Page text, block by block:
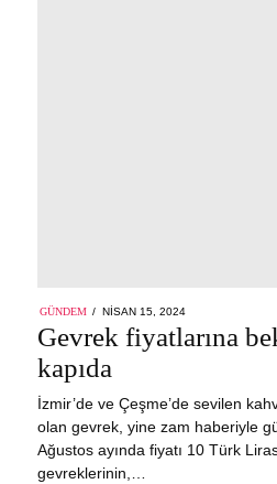
GÜNDEM
POSTED
ON
NISAN 15, 2024
Gevrek fiyatlarına
kapıda
İzmir’de ve Çeşme’de sevilen
olan gevrek, yine zam haberiyle
Ağustos ayında fiyatı 10 Türk
gevreklerinin,…